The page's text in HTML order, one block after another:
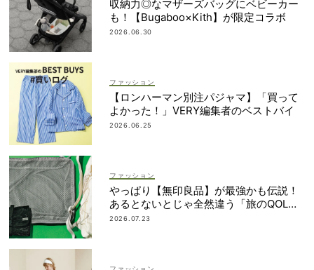
収納力◎なマザーズバッグにベビーカー
も！【Bugaboo×Kith】が限定コラボ
2026.06.30
ファッション
【ロンハーマン別注パジャマ】「買って
よかった！」VERY編集者のベストバイ
2026.06.25
ファッション
やっぱり【無印良品】が最強かも伝説！
あるとないとじゃ全然違う「旅のQOL爆
上げアイテム」
2026.07.23